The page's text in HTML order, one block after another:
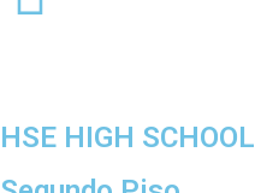
HSE HIGH SCHOOL